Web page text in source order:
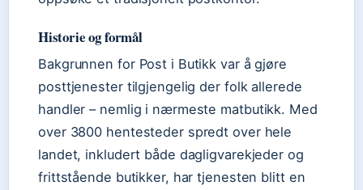
Historie og formål
Bakgrunnen for Post i Butikk var å gjøre
posttjenester tilgjengelig der folk allerede
handler – nemlig i nærmeste matbutikk. Med
over 3800 hentesteder spredt over hele
landet, inkludert både dagligvarekjeder og
frittstående butikker, har tjenesten blitt en